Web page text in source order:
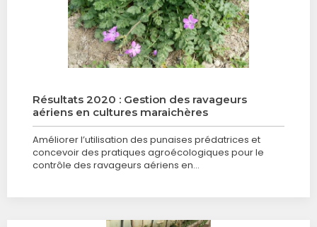
Résultats 2020 : Gestion des ravageurs
aériens en cultures maraichères
Améliorer l’utilisation des punaises prédatrices et
concevoir des pratiques agroécologiques pour le
contrôle des ravageurs aériens en…